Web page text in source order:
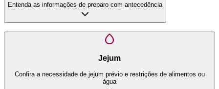
Entenda as informações de preparo com antecedência
Jejum
Confira a necessidade de jejum prévio e restrições de alimentos ou
água